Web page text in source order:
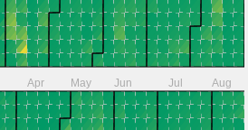
Apr May Jun Jul Aug